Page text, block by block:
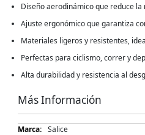
Diseño aerodinámico que reduce
Ajuste ergonómico que garantiza
Materiales ligeros y resistentes,
Perfectas para ciclismo, correr y
Alta durabilidad y resistencia al
Más Información
Más
Salice